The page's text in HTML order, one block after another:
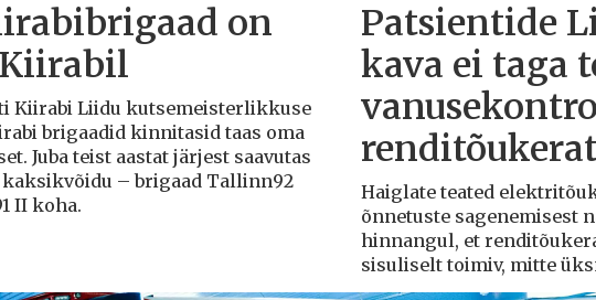
on
Kiirabi Liidu kutsemeisterlikkuse
brigaadid kinnitasid taas oma
Juba teist aastat järjest saavutas
– brigaad Tallinn92
II koha.
Patsientide
kava ei taga
Haiglate teated
õnnetuste sagenemisest
hinnangul, et
sisuliselt toimiv, mitte